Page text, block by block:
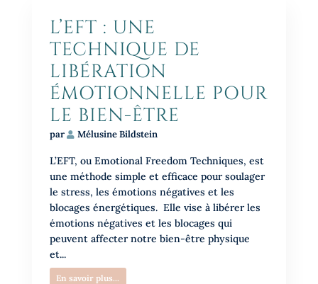
L’EFT : UNE
TECHNIQUE DE
LIBÉRATION
ÉMOTIONNELLE POUR
LE BIEN-ÊTRE
par Mélusine Bildstein
L’EFT, ou Emotional Freedom Techniques, est
une méthode simple et efficace pour soulager
le stress, les émotions négatives et les
blocages énergétiques. Elle vise à libérer les
émotions négatives et les blocages qui
peuvent affecter notre bien-être physique
et...
En savoir plus...